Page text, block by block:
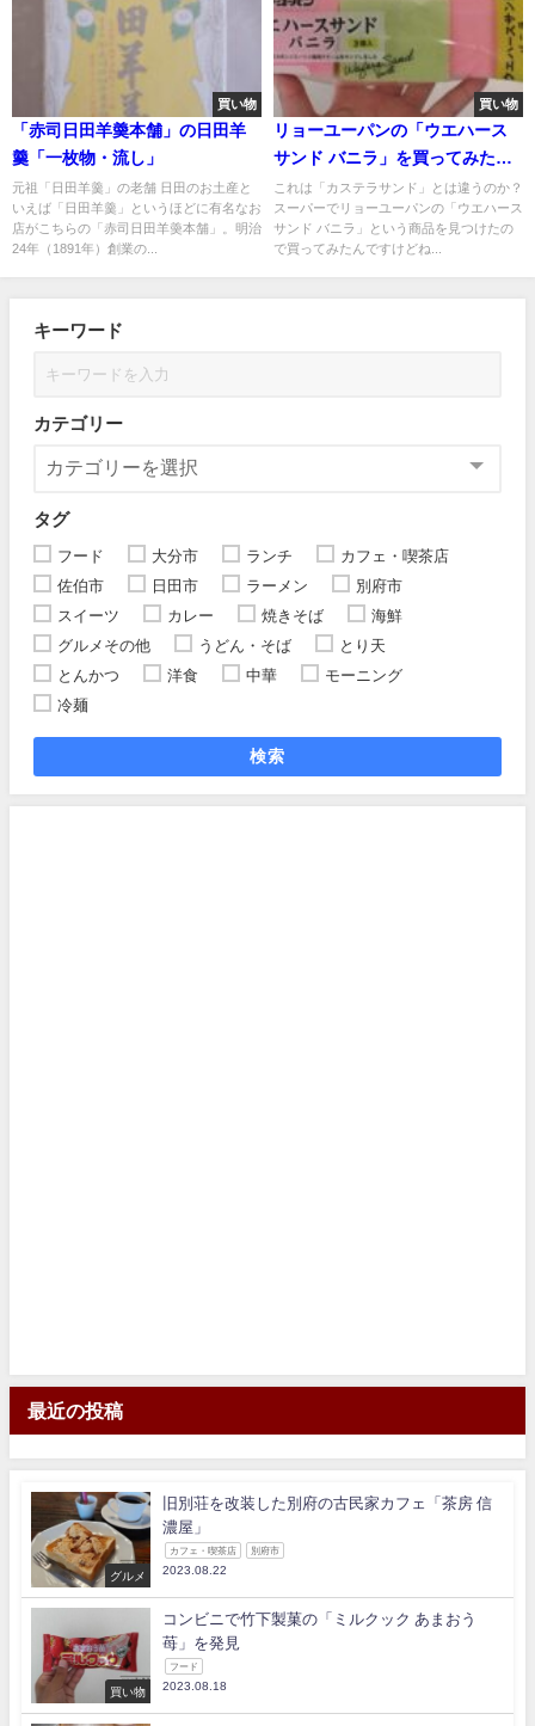
買い物
「赤司日田羊羮本舗」の日田羊
羹「一枚物・流し」
元祖「日田羊羹」の老舗 日田のお土産と
いえば「日田羊羹」というほどに有名なお
店がこちらの「赤司日田羊羮本舗」。明治
24年（1891年）創業の...
買い物
リョーユーパンの「ウエハース
サンド バニラ」を買ってみた
が・・・
これは「カステラサンド」とは違うのか？
スーパーでリョーユーパンの「ウエハース
サンド バニラ」という商品を見つけたの
で買ってみたんですけどね...
キーワード
カテゴリー
タグ
フード 大分市 ランチ
カフェ・喫茶店
佐伯市
日田市 ラーメン
別府市
スイーツ
カレー 焼きそば
海鮮
グルメその他
うどん・そば
とり天
とんかつ
洋食 中華
モーニング
冷麺
検索
最近の投稿
グルメ
旧別荘を改装した別府の古民家カフェ「茶房 信
濃屋」
カフェ・喫茶店 別府市
2023.08.22
買い物
コンビニで竹下製菓の「ミルクック あまおう
苺」を発見
フード
2023.08.18